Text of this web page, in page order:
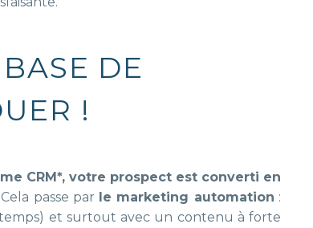
DE
!
CRM*, votre prospect est converti en
passe par le marketing automation :
temps) et surtout avec un contenu à forte